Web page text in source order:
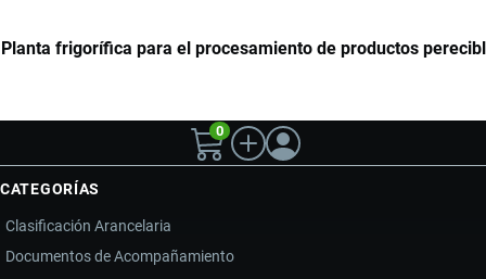
Planta frigorífica para el procesamiento de productos
0
CATEGORÍAS
Clasificación Arancelaria
Documentos de Acompañamiento